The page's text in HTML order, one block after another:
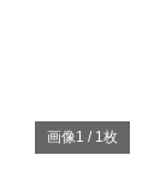
画像1 / 1枚